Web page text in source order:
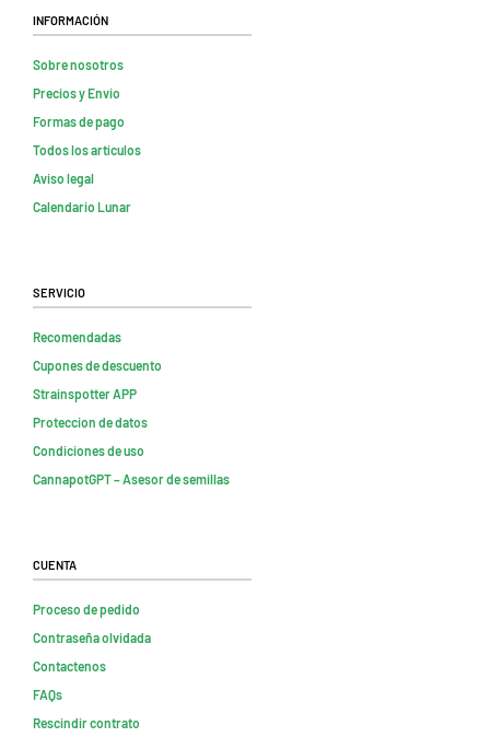
Información
Sobre nosotros
Precios y Envio
Formas de pago
Todos los artículos
Aviso legal
Calendario Lunar
Servicio
Recomendadas
Cupones de descuento
Strainspotter APP
Proteccion de datos
Condiciones de uso
CannapotGPT – Asesor de semillas
Cuenta
Proceso de pedido
Contraseña olvidada
Contactenos
FAQs
Rescindir contrato